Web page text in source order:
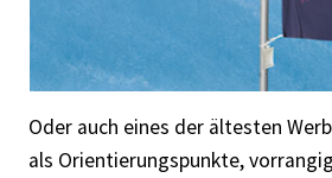
Oder auch eines der ältesten
als Orientierungspunkte,